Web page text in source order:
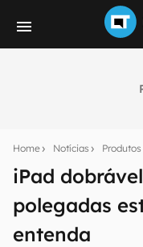
Home Notícias Produtos
iPad
polegadas
entenda
notícias e reviews
mão.
E-mail